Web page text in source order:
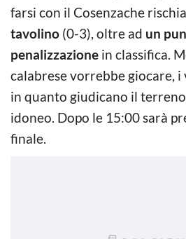
farsi con il Cosenzache
tavolino (0-3), oltre ad un
penalizzazione in classifica.
calabrese vorrebbe giocare,
in quanto giudicano il
idoneo. Dopo le 15:00 sarà
finale.